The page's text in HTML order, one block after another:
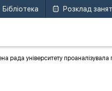
Бібліотека Розклад
рада університету